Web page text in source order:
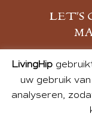
LivingHip
uw gebruik
analyseren,